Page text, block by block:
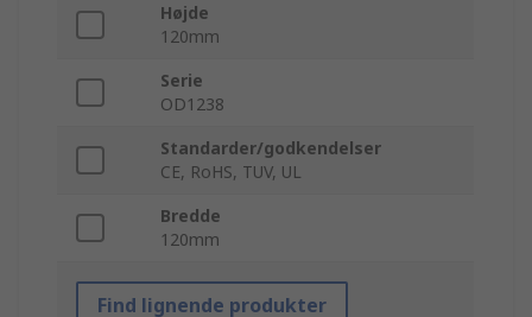
Højde
120mm
Serie
OD1238
Standarder/godkendelser
CE, RoHS, TUV, UL
Bredde
120mm
Find lignende produkter